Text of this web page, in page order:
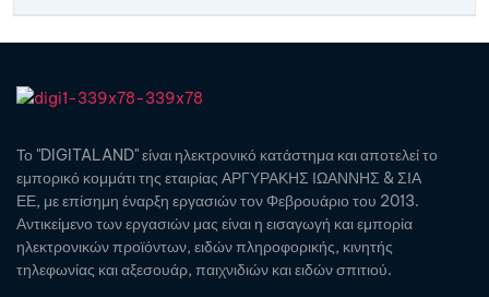
Το "DIGITALAND" είναι ηλεκτρονικό κατάστημα και αποτελεί το
εμπορικό κομμάτι της εταιρίας ΑΡΓΥΡΑΚΗΣ ΙΩΑΝΝΗΣ & ΣΙΑ
ΕΕ, με επίσημη έναρξη εργασιών τον Φεβρουάριο του 2013.
Αντικείμενο των εργασιών μας είναι η εισαγωγή και εμπορία
ηλεκτρονικών προϊόντων, ειδών πληροφορικής, κινητής
τηλεφωνίας και αξεσουάρ, παιχνιδιών και ειδών σπιτιού.